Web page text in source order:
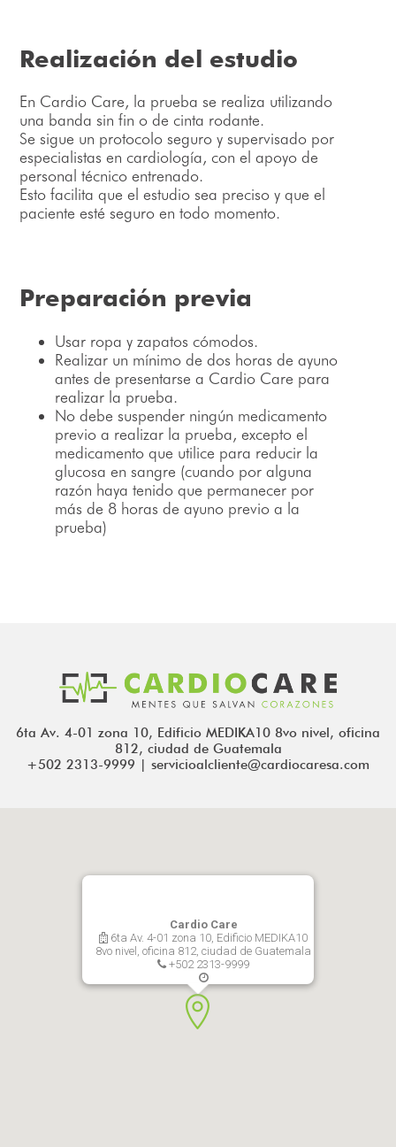
Realización del estudio
En Cardio Care, la prueba se realiza utilizando
una banda sin fin o de cinta rodante.
Se sigue un protocolo seguro y supervisado por
especialistas en cardiología, con el apoyo de
personal técnico entrenado.
Esto facilita que el estudio sea preciso y que el
paciente esté seguro en todo momento.
Preparación previa
Usar ropa y zapatos cómodos.
Realizar un mínimo de dos horas de ayuno
antes de presentarse a Cardio Care para
realizar la prueba.
No debe suspender ningún medicamento
previo a realizar la prueba, excepto el
medicamento que utilice para reducir la
glucosa en sangre (cuando por alguna
razón haya tenido que permanecer por
más de 8 horas de ayuno previo a la
prueba)
6ta Av. 4-01 zona 10, Edificio MEDIKA10 8vo nivel, oficina
812, ciudad de Guatemala
+502 2313-9999 | servicioalcliente@cardiocaresa.com
Cardio Care
6ta Av. 4-01 zona 10, Edificio MEDIKA10
8vo nivel, oficina 812, ciudad de Guatemala
+502 2313-9999